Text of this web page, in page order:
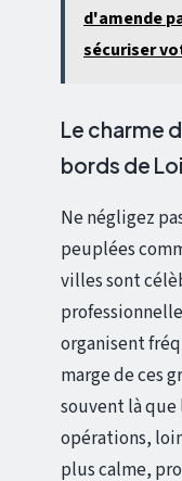
d'amende
sécuriser
Le charme
bords de
Ne négligez
peuplées
villes sont
organisent
marge de ces
souvent là que
opérations,
plus calme,